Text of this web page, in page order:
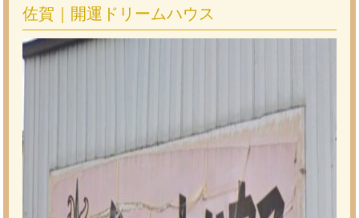
佐賀｜開運ドリームハウス